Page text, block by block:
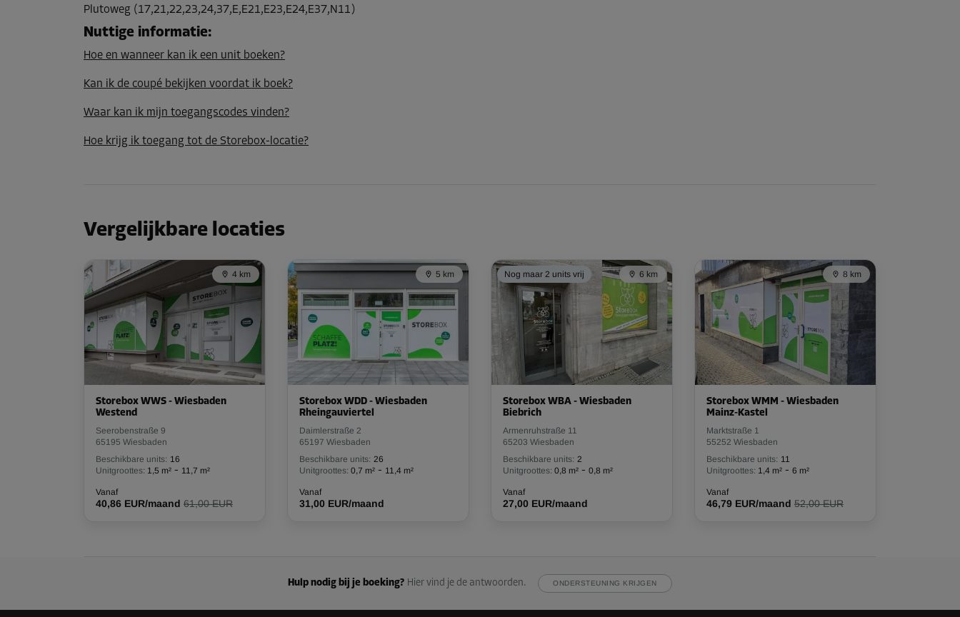
Unit 26
Oppervlak: 2,4 m²
Unit 34
Oppervlak: 15,8 m²
Inhoud: 33,2 m³
L:1 15,8m H: 2,1m
250,00 EUR/maand
Vanaf
224,99 EUR/maand
Unit 64
Oppervlak: 1,8 m²
Inhoud: 3,8 m³
L:2,2m B:0,8
-10%
45,00 EUR/maand
Vanaf 40,49 EUR/maand
Oppervlak: 2,1 m²
Plutoweg (17,21,22,23,24,37,E,E21,E23,E24,E37,N11)
Nuttige informatie:
Hoe en wanneer kan ik een unit boeken?
Kan ik de coupé bekijken voordat ik boek?
Waar kan ik mijn toegangscodes vinden?
Hoe krijg ik toegang tot de Storebox-locatie?
Vergelijkbare locaties
4 km
Storebox WWS - Wiesbaden
Westend
Seerobenstraße 9
65195 Wiesbaden
Beschikbare units: 16
Unitgroottes: 1,5 m² - 11,7 m²
Vanaf
40,86 EUR/maand 61,00 EUR
5 km
Storebox WDD - Wiesbaden
Rheingauviertel
Daimlerstraße 2
65197 Wiesbaden
Beschikbare units: 26
Unitgroottes: 0,7 m² - 11,4 m²
Vanaf
31,00 EUR/maand
Nog maar 2 units vrij 6 km
Storebox WBA - Wiesbaden
Biebrich
Armenruhstraße 11
65203 Wiesbaden
Beschikbare units: 2
Unitgroottes: 0,8 m² - 0,8 m²
Vanaf
27,00 EUR/maand
8 km
Storebox WMM - Wiesbaden
Mainz-Kastel
Marktstraße 1
55252 Wiesbaden
Beschikbare units: 11
Unitgroottes: 1,4 m² - 6 m²
Vanaf
46,79 EUR/maand 52,00 EUR
Hulp nodig bij je boeking? Hier vind je de antwoorden. ONDERSTEUNING KRIJGEN